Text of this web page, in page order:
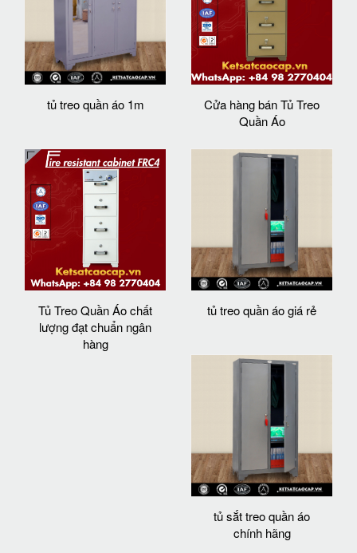
tủ treo quần áo 1m
Cửa hàng bán Tủ Treo
Quần Áo
Tủ Treo Quần Áo chất
lượng đạt chuẩn ngân
hàng
tủ treo quần áo giá rẻ
tủ sắt treo quần áo
chính hãng